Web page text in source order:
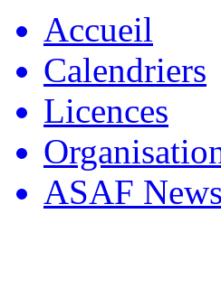
Accueil
Calendriers
Licences
ASAF News